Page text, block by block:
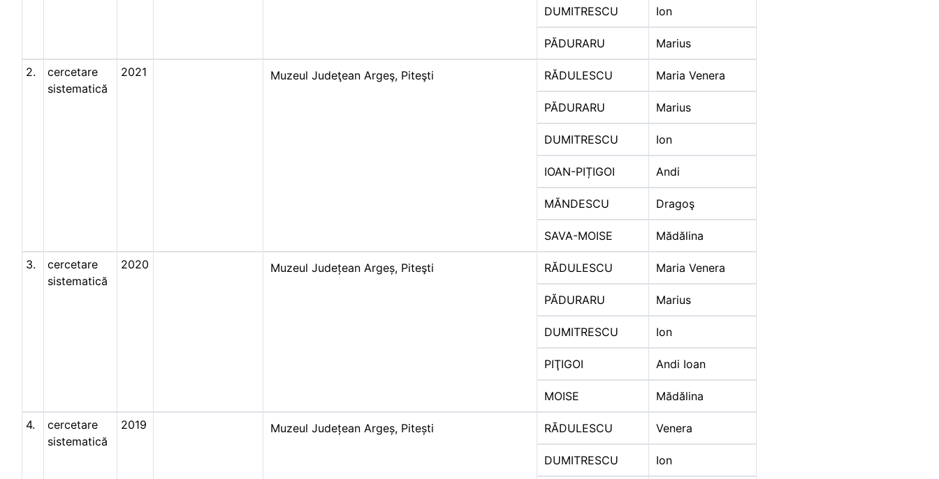
DUMITRESCU Ion
PĂDURARU Marius
2.
cercetare
sistematică
2021 Muzeul Judeţean Argeş, Piteşti RĂDULESCU Maria Venera
PĂDURARU Marius
DUMITRESCU Ion
IOAN-PIȚIGOI Andi
MĂNDESCU Dragoş
SAVA-MOISE Mădălina
3.
cercetare
sistematică
2020 Muzeul Județean Argeș, Piteşti RĂDULESCU Maria Venera
PĂDURARU Marius
DUMITRESCU Ion
PIŢIGOI Andi Ioan
MOISE Mădălina
4.
cercetare
sistematică
2019 Muzeul Județean Argeș, Pitești RĂDULESCU Venera
DUMITRESCU Ion